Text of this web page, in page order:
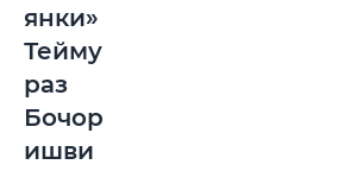
янки»
Тейму
раз
Бочор
ишви